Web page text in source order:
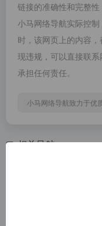
链接的准确性和完整
小马网络导航实际控
时，该网页上的内容
现违规，可以直接联
承担任何责任。
小马网络导航致力于优
相关导航